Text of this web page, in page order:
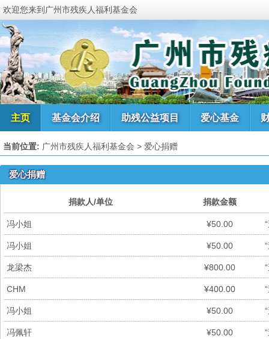
欢迎您来到广州市残疾人福利基金会
主页 基金会介绍 助残公益项目 爱心基金
当前位置: 广州市残疾人福利基金会 > 爱心捐赠
爱心捐赠
捐款人/单位 捐款金额
冯小姐 ¥50.00
冯小姐 ¥50.00
龙梁杰 ¥800.00
CHM ¥400.00
冯小姐 ¥50.00
冯佩轩 ¥50.00